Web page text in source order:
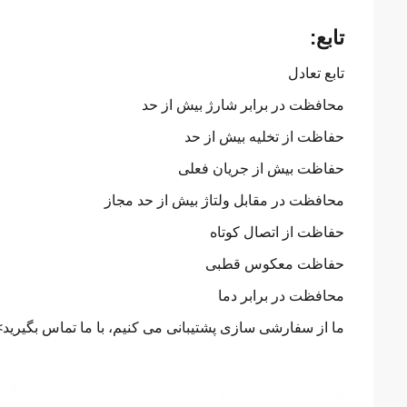
تابع:
تابع تعادل
محافظت در برابر شارژ بیش از حد
حفاظت از تخلیه بیش از حد
حفاظت بیش از جریان فعلی
محافظت در مقابل ولتاژ بیش از حد مجاز
حفاظت از اتصال کوتاه
حفاظت معکوس قطبی
محافظت در برابر دما
ما از سفارشی سازی پشتیبانی می کنیم، با ما تماس